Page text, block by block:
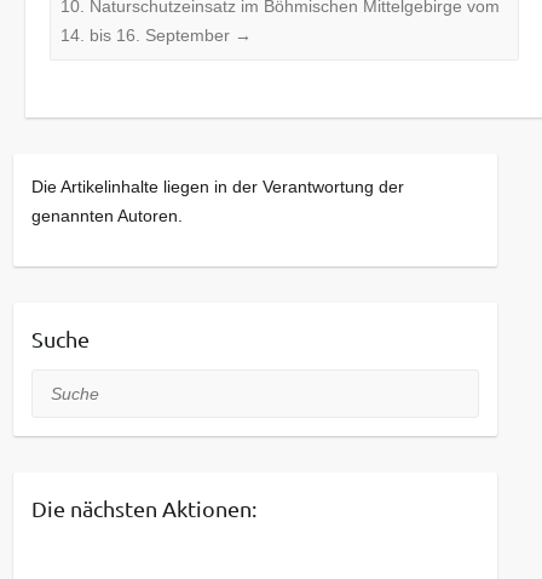
10. Naturschutzeinsatz im Böhmischen Mittelgebirge vom
14. bis 16. September →
Die Artikelinhalte liegen in der Verantwortung der
genannten Autoren.
Suche
Suche
Die nächsten Aktionen: